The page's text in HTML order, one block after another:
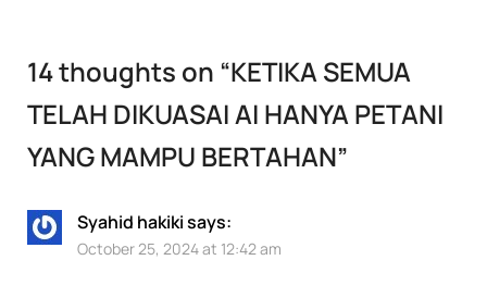
14 thoughts on “KETIKA SEMUA
TELAH DIKUASAI AI HANYA PETANI
YANG MAMPU BERTAHAN”
Syahid hakikisays:
October 25, 2024 at 12:42 am